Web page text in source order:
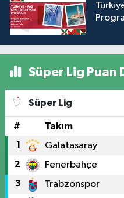
Süper Lig Puan
Süper Lig
# Takım
1 Galatasaray
2 Fenerbahçe
3 Trabzonspor